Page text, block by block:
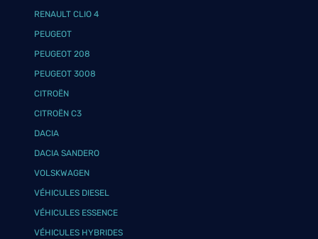
RENAULT CLIO 4
PEUGEOT
PEUGEOT 208
PEUGEOT 3008
CITROËN
CITROËN C3
DACIA
DACIA SANDERO
VOLSKWAGEN
VÉHICULES DIESEL
VÉHICULES ESSENCE
VÉHICULES HYBRIDES